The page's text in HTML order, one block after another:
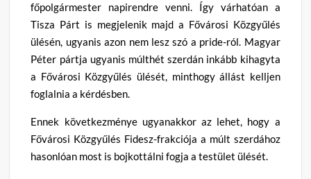
főpolgármester napirendre venni. Így várhatóan a
Tisza Párt is megjelenik majd a Fővárosi Közgyűlés
ülésén, ugyanis azon nem lesz szó a pride-ról. Magyar
Péter pártja ugyanis múlthét szerdán inkább kihagyta
a Fővárosi Közgyűlés ülését, minthogy állást kelljen
foglalnia a kérdésben.
Ennek következménye ugyanakkor az lehet, hogy a
Fővárosi Közgyűlés Fidesz-frakciója a múlt szerdához
hasonlóan most is bojkottálni fogja a testület ülését.